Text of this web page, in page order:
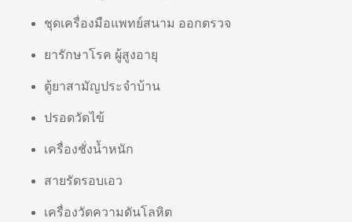
ชุดเครื่องมือแพทย์สนาม ออกตรวจ
ยารักษาโรค ผู้สูงอายุ
ตู้ยาสามัญประจำบ้าน
ปรอดวัดไข้
เครื่องชั่งน้ำหนัก
สายรัดรอบเอว
เครื่องวัดความดันโลหิต